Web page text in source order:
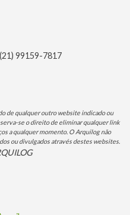
99159-7817
de qualquer outro website indicado ou
se o direito de eliminar qualquer link
a qualquer momento. O Arquilog não
ou divulgados através destes websites.